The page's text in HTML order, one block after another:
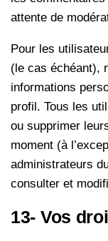
attente de
Pour les
(le cas échéant),
informations
profil. Tous les
ou supprimer
moment (à
administrateurs
consulter et
13- Vos